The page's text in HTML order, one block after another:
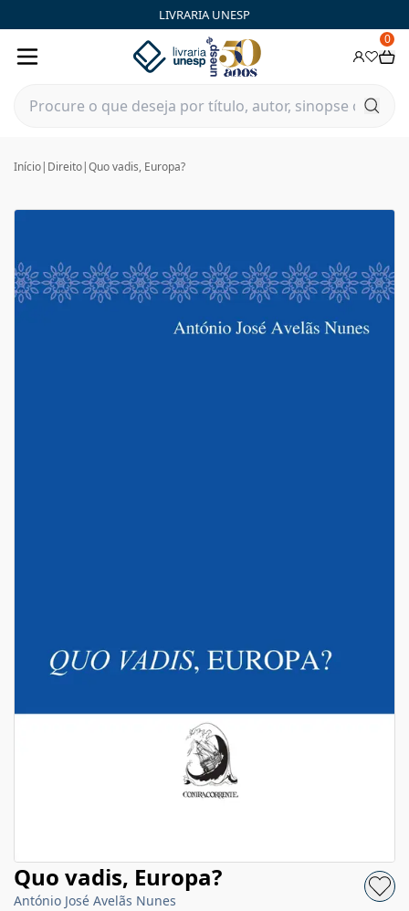
LIVRARIA UNESP
0
Início| Direito|Quo vadis, Europa?
Quo vadis, Europa?
António José Avelãs Nunes